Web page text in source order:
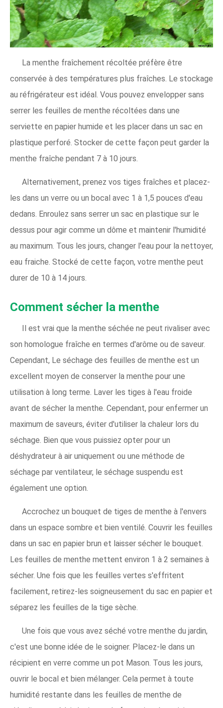
La menthe fraîchement récoltée préfère être
conservée à des températures plus fraîches. Le stockage
au réfrigérateur est idéal. Vous pouvez envelopper sans
serrer les feuilles de menthe récoltées dans une
serviette en papier humide et les placer dans un sac en
plastique perforé. Stocker de cette façon peut garder la
menthe fraîche pendant 7 à 10 jours.
Alternativement, prenez vos tiges fraîches et placez-
les dans un verre ou un bocal avec 1 à 1,5 pouces d'eau
dedans. Enroulez sans serrer un sac en plastique sur le
dessus pour agir comme un dôme et maintenir l'humidité
au maximum. Tous les jours, changer l'eau pour la nettoyer,
eau fraiche. Stocké de cette façon, votre menthe peut
durer de 10 à 14 jours.
Comment sécher la menthe
Il est vrai que la menthe séchée ne peut rivaliser avec
son homologue fraîche en termes d'arôme ou de saveur.
Cependant, Le séchage des feuilles de menthe est un
excellent moyen de conserver la menthe pour une
utilisation à long terme. Laver les tiges à l'eau froide
avant de sécher la menthe. Cependant, pour enfermer un
maximum de saveurs, éviter d'utiliser la chaleur lors du
séchage. Bien que vous puissiez opter pour un
déshydrateur à air uniquement ou une méthode de
séchage par ventilateur, le séchage suspendu est
également une option.
Accrochez un bouquet de tiges de menthe à l'envers
dans un espace sombre et bien ventilé. Couvrir les feuilles
dans un sac en papier brun et laisser sécher le bouquet.
Les feuilles de menthe mettent environ 1 à 2 semaines à
sécher. Une fois que les feuilles vertes s'effritent
facilement, retirez-les soigneusement du sac en papier et
séparez les feuilles de la tige sèche.
Une fois que vous avez séché votre menthe du jardin,
c'est une bonne idée de le soigner. Placez-le dans un
récipient en verre comme un pot Mason. Tous les jours,
ouvrir le bocal et bien mélanger. Cela permet à toute
humidité restante dans les feuilles de menthe de